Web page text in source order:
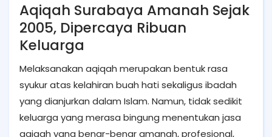
Aqiqah Surabaya Amanah Sejak
2005, Dipercaya Ribuan
Keluarga
Melaksanakan aqiqah merupakan bentuk rasa
syukur atas kelahiran buah hati sekaligus ibadah
yang dianjurkan dalam Islam. Namun, tidak sedikit
keluarga yang merasa bingung menentukan jasa
aqiqah yang benar-benar amanah, profesional,